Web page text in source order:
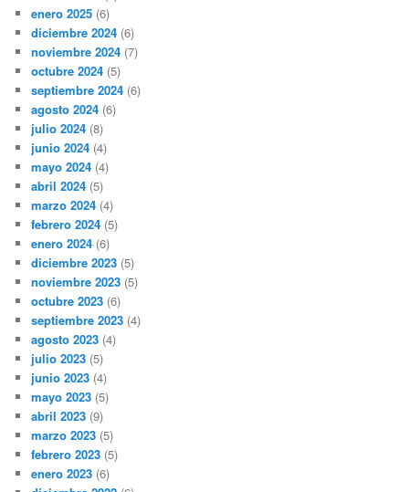
enero 2025 (6)
diciembre 2024 (6)
noviembre 2024 (7)
octubre 2024 (5)
septiembre 2024 (6)
agosto 2024 (6)
julio 2024 (8)
junio 2024 (4)
mayo 2024 (4)
abril 2024 (5)
marzo 2024 (4)
febrero 2024 (5)
enero 2024 (6)
diciembre 2023 (5)
noviembre 2023 (5)
octubre 2023 (6)
septiembre 2023 (4)
agosto 2023 (4)
julio 2023 (5)
junio 2023 (4)
mayo 2023 (5)
abril 2023 (9)
marzo 2023 (5)
febrero 2023 (5)
enero 2023 (6)